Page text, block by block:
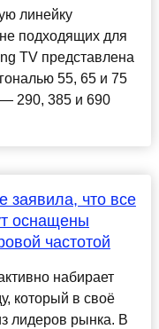
линейку
подходящих для
TV представлена
55, 65 и 75
290, 385 и 690
заявила, что все
оснащены
частотой
набирает
который в своё
лидеров рынка. В